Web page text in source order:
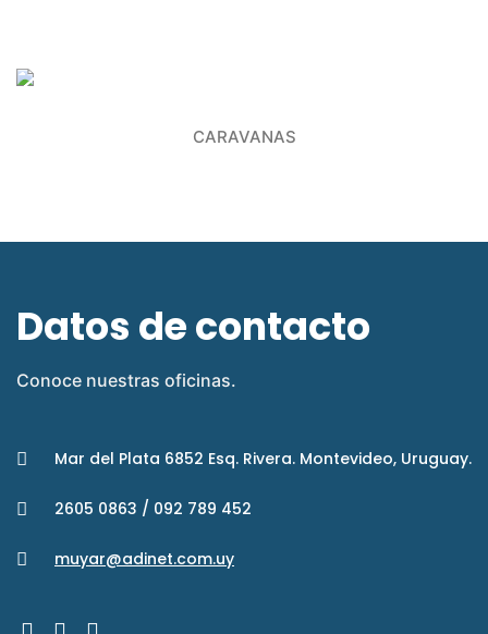
CARAVANAS
Datos de contacto
Conoce nuestras oficinas.
Mar del Plata 6852 Esq. Rivera. Montevideo, Uruguay.
2605 0863 / 092 789 452
muyar@adinet.com.uy